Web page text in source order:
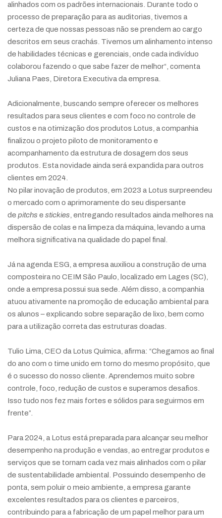
alinhados com os padrões internacionais. Durante todo o
processo de preparação para as auditorias, tivemos a
certeza de que nossas pessoas não se prendem ao cargo
descritos em seus crachás. Tivemos um alinhamento intenso
de habilidades técnicas e gerenciais, onde cada indivíduo
colaborou fazendo o que sabe fazer de melhor“, comenta
Juliana Paes, Diretora Executiva da empresa.
Adicionalmente, buscando sempre oferecer os melhores
resultados para seus clientes e com foco no controle de
custos e na otimização dos produtos Lotus, a companhia
finalizou o projeto piloto de monitoramento e
acompanhamento da estrutura de dosagem dos seus
produtos. Esta novidade ainda será expandida para outros
clientes em 2024.
No pilar inovação de produtos, em 2023 a Lotus surpreendeu
o mercado com o aprimoramente do seu dispersante
de pitchs e stickies , entregando resultados ainda melhores na
dispersão de colas e na limpeza da máquina, levando a uma
melhora significativa na qualidade do papel final.
Já na agenda ESG, a empresa auxiliou a construção de uma
composteira no CEIM São Paulo, localizado em Lages (SC),
onde a empresa possui sua sede. Além disso, a companhia
atuou ativamente na promoção de educação ambiental para
os alunos – explicando sobre separação de lixo, bem como
para a utilização correta das estruturas doadas.
Tulio Lima, CEO da Lotus Química, afirma: “Chegamos ao final
do ano com o time unido em torno do mesmo propósito, que
é o sucesso do nosso cliente. Aprendemos muito sobre
controle, foco, redução de custos e superamos desafios.
Isso tudo nos fez mais fortes e sólidos para seguirmos em
frente”.
Para 2024, a Lotus está preparada para alcançar seu melhor
desempenho na produção e vendas, ao entregar produtos e
serviços que se tornam cada vez mais alinhados com o pilar
de sustentabilidade ambiental. Possuindo desempenho de
ponta, sem poluir o meio ambiente, a empresa garante
excelentes resultados para os clientes e parceiros,
contribuindo para a fabricação de um papel melhor para um